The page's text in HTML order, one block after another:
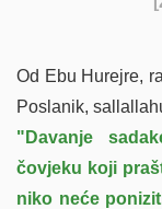
Od Ebu Hurejre,
Poslanik,
"Davanje
čovjeku koji
niko neće